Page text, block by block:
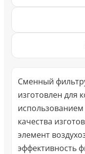
Сменный
изготовлен для
качества
элемент
эффективность